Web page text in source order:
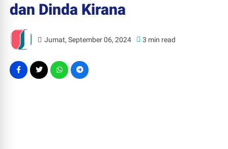
dan Dinda Kirana
Jumat, September 06, 2024 3 min read